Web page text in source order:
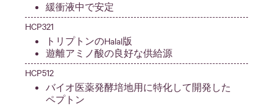
緩衝液中で安定
HCP321
トリプトンのHalal版
遊離アミノ酸の良好な供給源
HCP512
バイオ医薬発酵培地用に特化して開発した
ペプトン